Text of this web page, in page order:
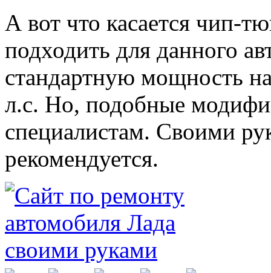
А вот что касается чип-
подходить для данного
стандартную мощность
л.с. Но, подобные
специалистам. Своими
рекомендуется.